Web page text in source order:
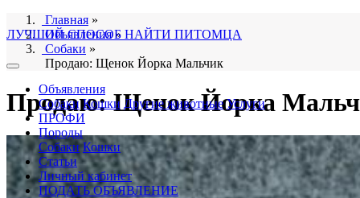
ЛУЧШИЙ СПОСОБ НАЙТИ ПИТОМЦА
Объявления
Собаки Кошки Другие животные Услуги
ПРОФИ
Породы
Собаки Кошки
Статьи
Личный кабинет
ПОДАТЬ ОБЪЯВЛЕНИЕ
Главная »
Объявления»
Собаки »
Продаю: Щенок Йорка Мальчик
Продаю: Щенок Йорка